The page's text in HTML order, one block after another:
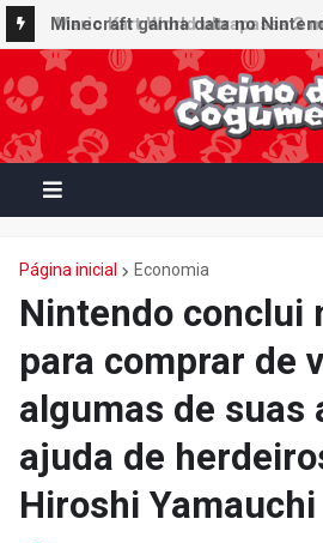
Minecraft ganha data no
Super Mario Mash-Up receberá
gráfica exclusiva
Página inicial Economia
Nintendo conclui
para comprar de
algumas de suas
ajuda de
Hiroshi Yamauchi